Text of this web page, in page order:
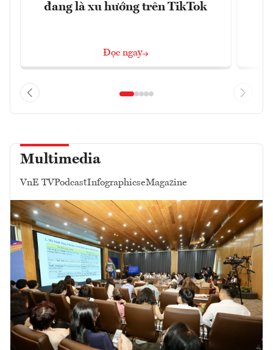
đang là xu hướng trên TikTok
Đọc ngay
Multimedia
VnE TVPodcastInfographicseMagazine